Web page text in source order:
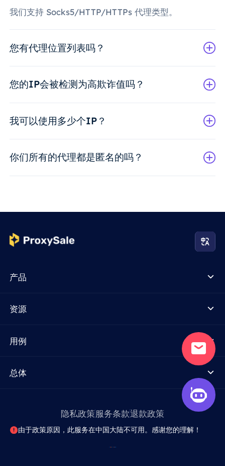
我们支持 Socks5/HTTP/HTTPs 代理类型。
您有代理位置列表吗？
您的IP会被检测为高欺诈值吗？
我可以使用多少个IP？
你们所有的代理都是匿名的吗？
产品
资源
用例
总体
隐私政策服务条款退款政策
由于政策原因，此服务在中国大陆不可用。感谢您的理解！